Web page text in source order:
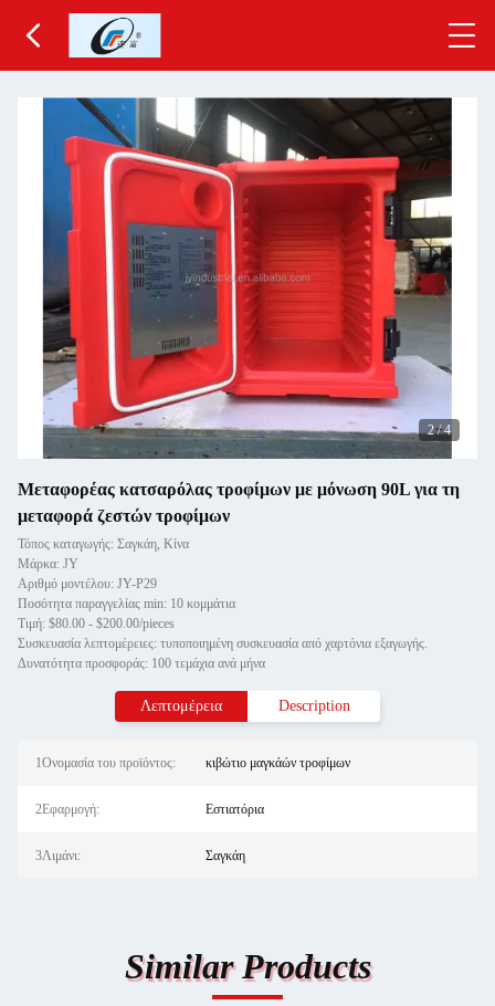
2/4
Μεταφορέας κατσαρόλας τροφίμων με μόνωση 90L για τη
μεταφορά ζεστών τροφίμων
Τόπος καταγωγής: Σαγκάη, Κίνα
Μάρκα: JY
Αριθμό μοντέλου: JY-P29
Ποσότητα παραγγελίας min: 10 κομμάτια
Τιμή: $80.00 - $200.00/pieces
Συσκευασία λεπτομέρειες: τυποποιημένη συσκευασία από χαρτόνια εξαγωγής.
Δυνατότητα προσφοράς: 100 τεμάχια ανά μήνα
Λεπτομέρεια Description
1Ονομασία του προϊόντος: κιβώτιο μαγκάών τροφίμων
2Εφαρμογή: Εστιατόρια
3Λιμάνι: Σαγκάη
Similar Products